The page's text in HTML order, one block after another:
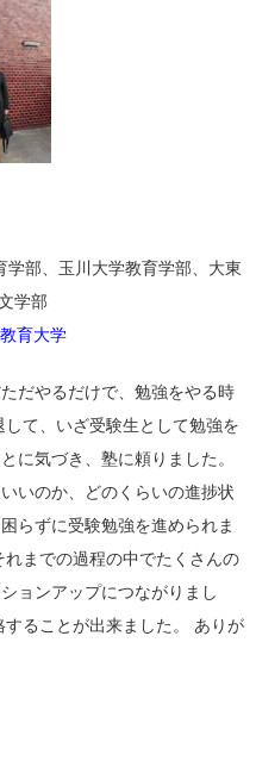
学部、玉川大学教育学部、大東
学部
育大学
だやるだけで、勉強をやる時
て、いざ受験生として勉強を
に気づき、塾に頼りました。
いのか、どのくらいの進捗状
らずに受験勉強を進められま
までの過程の中でたくさんの
ョンアップにつながりまし
ることが出来ました。 ありが